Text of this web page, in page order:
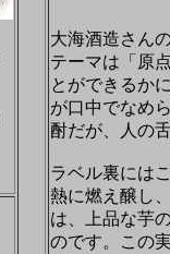
大海酒造さん
テーマは「原
とができるか
が口中でなめ
酎だが、人の
ラベル裏には
熱に燃え醸し
は、上品な芋
のです。この